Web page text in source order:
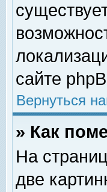
сайте
Вернуться
» Как
На
две